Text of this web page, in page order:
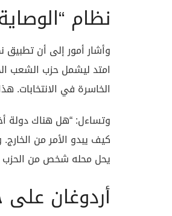
نظام
الخاسرة في الانتخابات.
وتساءل: “هل هناك دولة
كيف يبدو الأمر من
يحل محله شخص من الحزب
أردوغان